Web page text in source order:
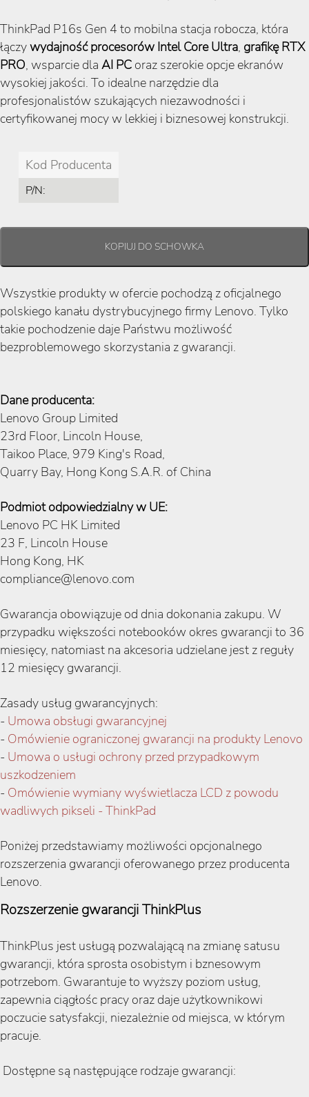
ThinkPad P16s Gen 4 to mobilna stacja robocza, która
łączywydajność procesorów Intel Core Ultra, grafikę RTX
PRO, wsparcie dla AI PC oraz szerokie opcje ekranów
wysokiej jakości. To idealne narzędzie dla
profesjonalistów szukających niezawodności i
certyfikowanej mocy w lekkiej i biznesowej konstrukcji.
Kod Producenta
P/N:
Wszystkie produkty w ofercie pochodzą z oficjalnego
polskiego kanału dystrybucyjnego firmy Lenovo. Tylko
takie pochodzenie daje Państwu możliwość
bezproblemowego skorzystania z gwarancji.
Dane producenta:
Lenovo Group Limited
23rd Floor, Lincoln House,
Taikoo Place, 979 King's Road,
Quarry Bay, Hong Kong S.A.R. of China
Podmiot odpowiedzialny w UE:
Lenovo PC HK Limited
23 F, Lincoln House
Hong Kong, HK
compliance@lenovo.com
Gwarancja obowiązuje od dnia dokonania zakupu. W
przypadku większości notebooków okres gwarancji to 36
miesięcy, natomiast na akcesoria udzielane jest z reguły
12 miesięcy gwarancji.
Zasady usług gwarancyjnych:
- Umowa obsługi gwarancyjnej
- Omówienie ograniczonej gwarancji na produkty Lenovo
- Umowa o usługi ochrony przed przypadkowym
uszkodzeniem
- Omówienie wymiany wyświetlacza LCD z powodu
wadliwych pikseli - ThinkPad
Poniżej przedstawiamy możliwości opcjonalnego
rozszerzenia gwarancji oferowanego przez producenta
Lenovo.
Rozszerzenie gwarancji ThinkPlus
ThinkPlus jest usługą pozwalającą na zmianę satusu
gwarancji, która sprosta osobistym i bznesowym
potrzebom. Gwarantuje to wyższy poziom usług,
zapewnia ciągłośc pracy oraz daje użytkownikowi
poczucie satysfakcji, niezależnie od miejsca, w którym
pracuje.
Dostępne są następujące rodzaje gwarancji: